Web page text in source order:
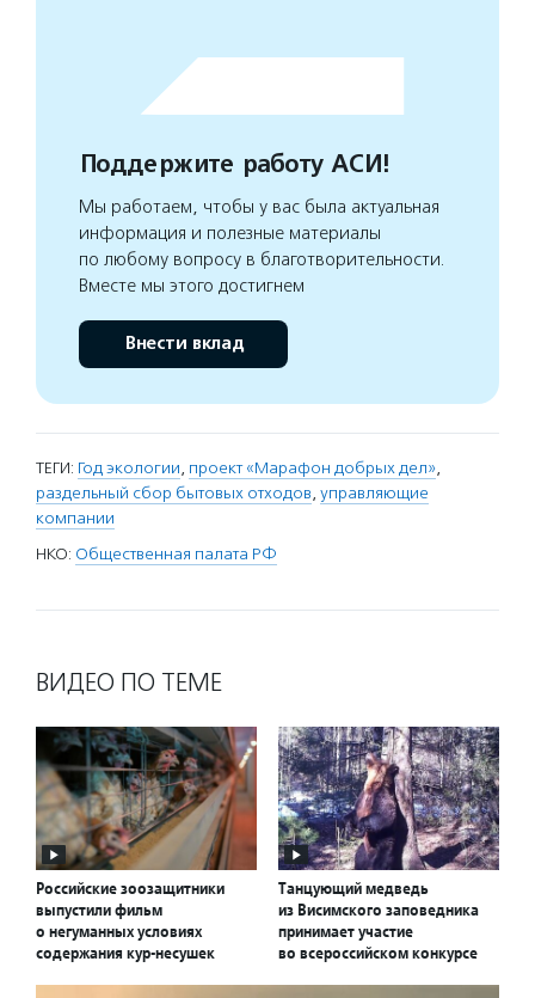
Поддержите работу АСИ!
Мы работаем, чтобы у вас была актуальная
информация и полезные материалы
по любому вопросу в благотворительности.
Вместе мы этого достигнем
Внести вклад
ТЕГИ: Год экологии, проект «Марафон добрых дел»,
раздельный сбор бытовых отходов, управляющие
компании
НКО: Общественная палата РФ
ВИДЕО ПО ТЕМЕ
Российские зоозащитники
выпустили фильм
о негуманных условиях
содержания кур-несушек
Танцующий медведь
из Висимского заповедника
принимает участие
во всероссийском конкурсе